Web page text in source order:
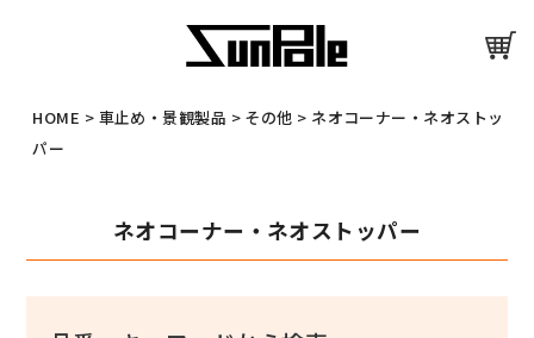
HOME > 車止め・景観製品 > その他 > ネオコーナー・ネオストッ
パー
ネオコーナー・ネオストッパー